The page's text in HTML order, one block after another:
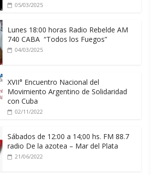
05/03/2025
Lunes 18:00 horas Radio Rebelde AM
740 CABA “Todos los Fuegos”
04/03/2025
XVII° Encuentro Nacional del
Movimiento Argentino de Solidaridad
con Cuba
02/11/2022
Sábados de 12:00 a 14;00 hs. FM 88.7
radio De la azotea – Mar del Plata
21/06/2022